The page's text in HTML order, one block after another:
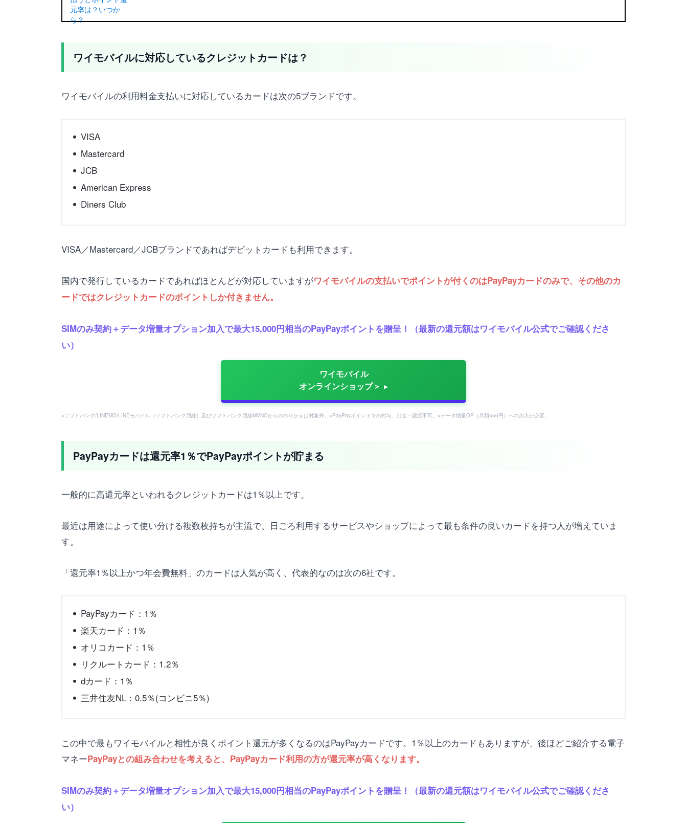
ワイモバイルに対応しているクレジットカードは？
ワイモバイルの利用料金支払いに対応しているカードは次の5ブランドです。
VISA
Mastercard
JCB
American Express
Diners Club
VISA／Mastercard／JCBブランドであればデビットカードも利用できます。
国内で発行しているカードであればほとんどが対応していますがワイモバイルの支払いでポイントが付くのはPayPayカードのみで、その他のカ
ードではクレジットカードのポイントしか付きません。
SIMのみ契約＋データ増量オプション加入で最大15,000円相当のPayPayポイントを贈呈！（最新の還元額はワイモバイル公式でご確認くださ
い）
ワイモバイル
オンラインショップ＞
※ソフトバンク/LINEMO/LINEモバイル（ソフトバンク回線）及びソフトバンク回線MVNOからののりかえは対象外。※PayPayポイントでの付与、出金・譲渡不可。※データ増量OP（月額550円）への加入が必要。
PayPayカードは還元率1％でPayPayポイントが貯まる
一般的に高還元率といわれるクレジットカードは1％以上です。
最近は用途によって使い分ける複数枚持ちが主流で、日ごろ利用するサービスやショップによって最も条件の良いカードを持つ人が増えていま
す。
「還元率1％以上かつ年会費無料」のカードは人気が高く、代表的なのは次の6社です。
PayPayカード：1％
楽天カード：1％
オリコカード：1％
リクルートカード：1.2％
dカード：1％
三井住友NL：0.5％(コンビニ5％)
この中で最もワイモバイルと相性が良くポイント還元が多くなるのはPayPayカードです。1％以上のカードもありますが、後ほどご紹介する電子
マネーPayPayとの組み合わせを考えると、PayPayカード利用の方が還元率が高くなります。
SIMのみ契約＋データ増量オプション加入で最大15,000円相当のPayPayポイントを贈呈！（最新の還元額はワイモバイル公式でご確認くださ
い）